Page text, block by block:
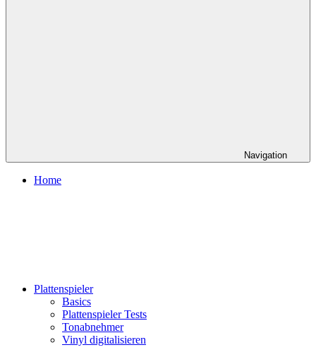
Navigation
Home
Plattenspieler
Basics
Plattenspieler Tests
Tonabnehmer
Vinyl digitalisieren